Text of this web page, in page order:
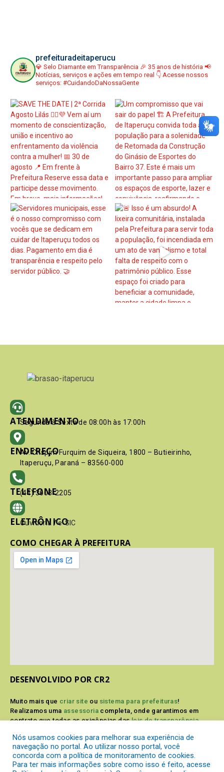
prefeituradeitaperucu
💎 Selo Diamante em Transparência 🎉 35 anos de história 📢
Notícias, serviços e ações em tempo real 👇 Acesse nossos
serviços: #CuidandoDaNossaGente
ATENDIMENTO
Segunda à Sexta de 08:00h às 17:00h
ENDEREÇO
Av. Crispim Furquim de Siqueira, 1800 – Butieirinho,
Itaperuçu, Paraná – 83560-000
TELEFONE
(41) 3603-2205
ELETRÔNICO
Ouvidoria / e-SIC
COMO CHEGAR À PREFEITURA
DESENVOLVIDO POR CR2
Muito mais que criar site ou sistema para prefeituras!
Realizamos uma assessoria completa, onde garantimos em
contrato que todas as exigências dasleis de transparência
Conheça oPNTPe oRadar da Transparência Pública
Nós usamos cookies para melhorar sua experiência de
navegação no portal. Ao utilizar nosso portal, você
concorda com a política de monitoramento de cookies.
Para ter mais informações sobre como isso é feito, acesse